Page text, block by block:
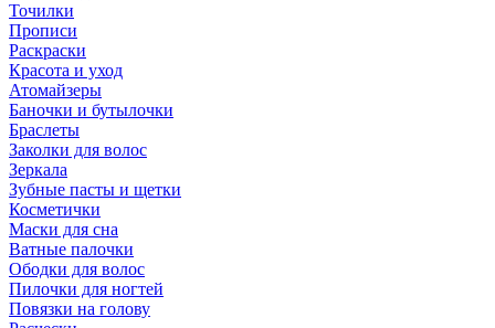
Точилки
Прописи
Раскраски
Красота и уход
Атомайзеры
Баночки и бутылочки
Браслеты
Заколки для волос
Зеркала
Зубные пасты и щетки
Косметички
Маски для сна
Ватные палочки
Ободки для волос
Пилочки для ногтей
Повязки на голову